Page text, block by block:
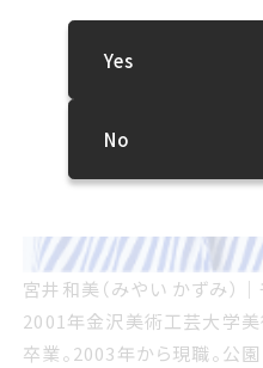
Yes
No
宮井和美（みやい かずみ）
2001年金沢美術工芸大学
卒業。2003年から現職。公